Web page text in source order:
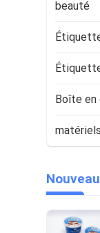
beauté
Boîte en
matériels